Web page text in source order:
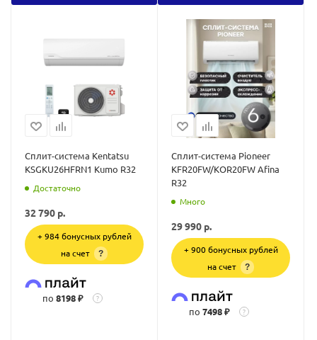
Сплит-система Kentatsu
KSGKU26HFRN1 Kumo R32
Достаточно
32 790 р.
+ 984 бонусных рублей
на счет
?
по 8198 ₽ ?
Сплит-система Pioneer
KFR20FW/KOR20FW Afina
R32
Много
29 990 р.
+ 900 бонусных рублей
на счет
?
по 7498 ₽ ?